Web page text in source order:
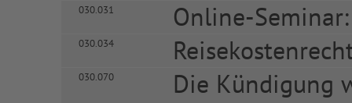
030.031 Online-
030.034
030.070
Die Kündigung